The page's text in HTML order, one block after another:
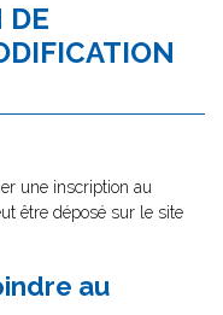
DE
une inscription au
être déposé sur le site
au